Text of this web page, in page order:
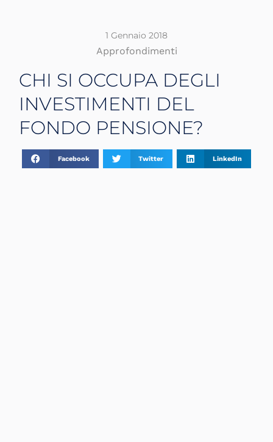
1 Gennaio 2018
Approfondimenti
CHI SI OCCUPA DEGLI
INVESTIMENTI DEL
FONDO PENSIONE?
Facebook Twitter LinkedIn